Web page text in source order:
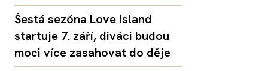
Šestá sezóna Love Island
startuje 7. září, diváci budou
moci více zasahovat do děje